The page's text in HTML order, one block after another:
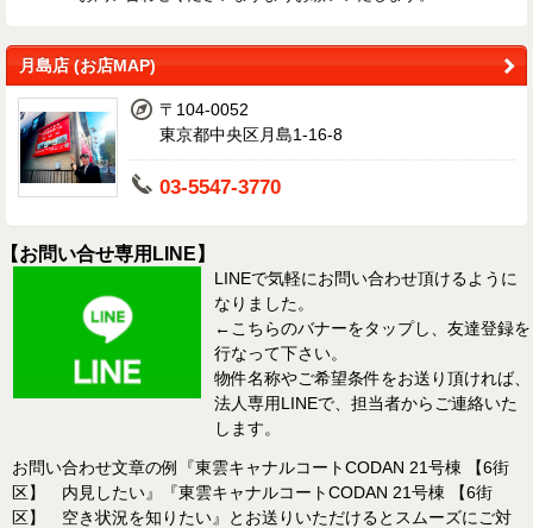
月島店 (お店MAP)
〒104-0052
東京都中央区月島1-16-8
03-5547-3770
【お問い合せ専用LINE】
LINEで気軽にお問い合わせ頂けるように
なりました。
←こちらのバナーをタップし、友達登録を
行なって下さい。
物件名称やご希望条件をお送り頂ければ、
法人専用LINEで、担当者からご連絡いた
します。
お問い合わせ文章の例『東雲キャナルコートCODAN 21号棟 【6街
区】 内見したい』『東雲キャナルコートCODAN 21号棟 【6街
区】 空き状況を知りたい』とお送りいただけるとスムーズにご対